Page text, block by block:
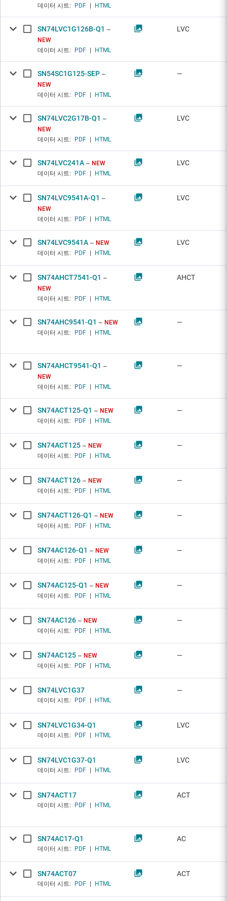
데이터 시트:
PDF HTML
SN74LVC1G126B-Q1
NEW
데이터 시트:
PDF HTML
LVC
SN54SC1G125-SEP
NEW
데이터 시트:
PDF HTML
—
SN74LVC2G17B-Q1
NEW
데이터 시트:
PDF HTML
LVC
SN74LVC241A
NEW
데이터 시트:
PDF HTML
LVC
SN74LVC9541A-Q1
NEW
데이터 시트:
PDF HTML
LVC
SN74LVC9541A
NEW
데이터 시트:
PDF HTML
LVC
SN74AHCT7541-Q1
NEW
데이터 시트:
PDF HTML
AHCT
SN74AHC9541-Q1
NEW
데이터 시트:
PDF HTML
—
SN74AHCT9541-Q1
NEW
데이터 시트:
PDF HTML
—
SN74ACT125-Q1
NEW
데이터 시트:
PDF HTML
—
SN74ACT125
NEW
데이터 시트:
PDF HTML
—
SN74ACT126
NEW
데이터 시트:
PDF HTML
—
SN74ACT126-Q1
NEW
데이터 시트:
PDF HTML
—
SN74AC126-Q1
NEW
데이터 시트:
PDF HTML
—
SN74AC125-Q1
NEW
데이터 시트:
PDF HTML
—
SN74AC126
NEW
데이터 시트:
PDF HTML
—
SN74AC125
NEW
데이터 시트:
PDF HTML
—
SN74LVC1G37
데이터 시트: PDF HTML
—
SN74LVC1G34-Q1
데이터 시트: PDF HTML
LVC
SN74LVC1G37-Q1
데이터 시트: PDF HTML
LVC
SN74ACT17
데이터 시트: PDF HTML
ACT
SN74AC17-Q1
데이터 시트: PDF HTML
AC
SN74ACT07
데이터 시트: PDF HTML
ACT